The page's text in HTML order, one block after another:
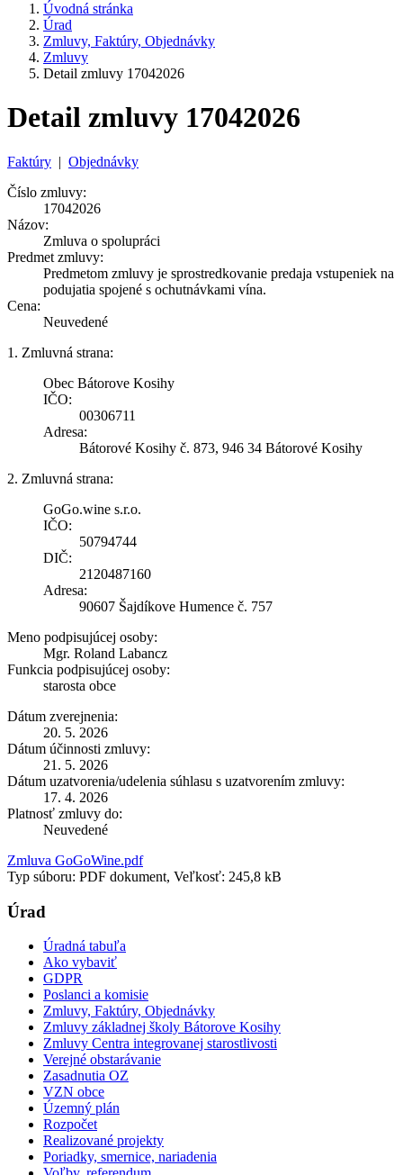
Úvodná stránka
Úrad
Zmluvy, Faktúry, Objednávky
Zmluvy
Detail zmluvy 17042026
Detail zmluvy 17042026
Faktúry | Objednávky
Číslo zmluvy:
17042026
Názov:
Zmluva o spolupráci
Predmet zmluvy:
Predmetom zmluvy je sprostredkovanie predaja vstupeniek na
podujatia spojené s ochutnávkami vína.
Cena:
Neuvedené
1. Zmluvná strana:
Obec Bátorove Kosihy
IČO:
00306711
Adresa:
Bátorové Kosihy č. 873, 946 34 Bátorové Kosihy
2. Zmluvná strana:
GoGo.wine s.r.o.
IČO:
50794744
DIČ:
2120487160
Adresa:
90607 Šajdíkove Humence č. 757
Meno podpisujúcej osoby:
Mgr. Roland Labancz
Funkcia podpisujúcej osoby:
starosta obce
Dátum zverejnenia:
20. 5. 2026
Dátum účinnosti zmluvy:
21. 5. 2026
Dátum uzatvorenia/udelenia súhlasu s uzatvorením zmluvy:
17. 4. 2026
Platnosť zmluvy do:
Neuvedené
Zmluva GoGoWine.pdf
Typ súboru: PDF dokument, Veľkosť: 245,8 kB
Úrad
Úradná tabuľa
Ako vybaviť
GDPR
Poslanci a komisie
Zmluvy, Faktúry, Objednávky
Zmluvy základnej školy Bátorove Kosihy
Zmluvy Centra integrovanej starostlivosti
Verejné obstarávanie
Zasadnutia OZ
VZN obce
Územný plán
Rozpočet
Realizované projekty
Poriadky, smernice, nariadenia